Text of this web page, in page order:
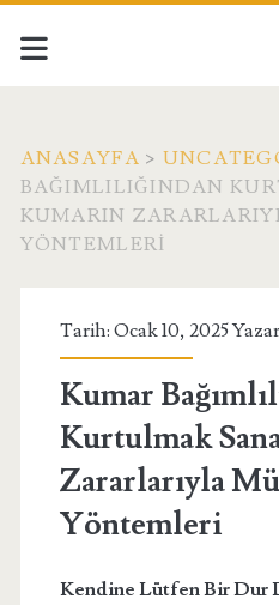
ANASAYFA >
BAĞIMLILIĞINDAN
KUMARIN
YÖNTEMLERI
Tarih: Ocak 10, 2025
Kumar
Kurtulmak
Zararlarıyla
Yöntemleri
Kendine Lütfen Bir Dur